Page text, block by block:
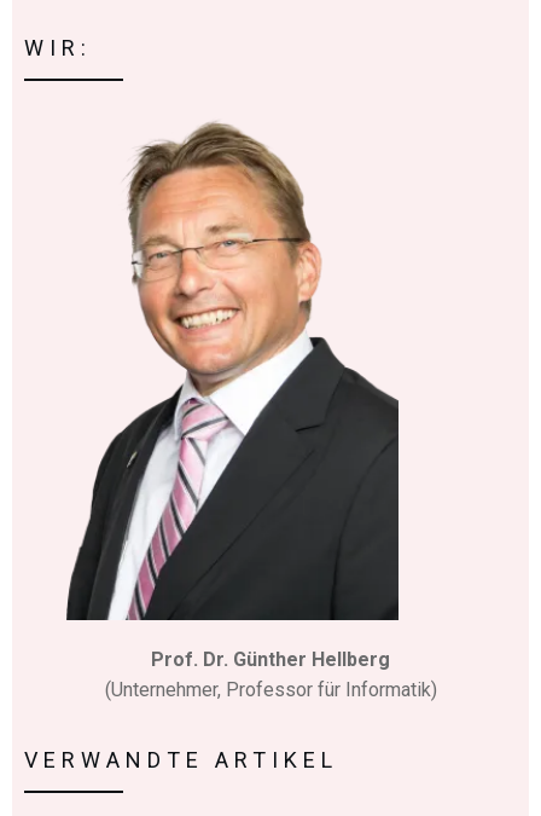
WIR:
Prof. Dr. Günther Hellberg
(Unternehmer, Professor für Informatik)
VERWANDTE ARTIKEL